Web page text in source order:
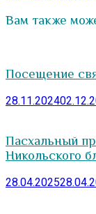
Вам также
Посещение
28.11.2024
Пасхальный
Никольского
28.04.2025